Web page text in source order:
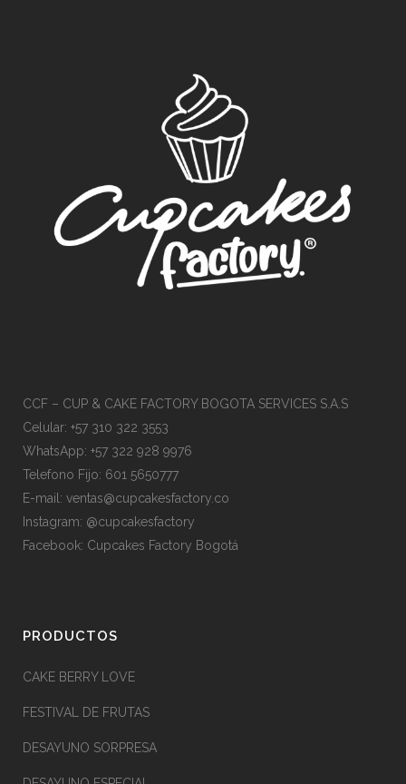
CCF – CUP & CAKE FACTORY BOGOTA SERVICES S.A.S
Celular: +57 310 322 3553
WhatsApp: +57 322 928 9976
Telefono Fijo: 601 5650777
E-mail: ventas@cupcakesfactory.co
Instagram: @cupcakesfactory
Facebook: Cupcakes Factory Bogotá
PRODUCTOS
CAKE BERRY LOVE
FESTIVAL DE FRUTAS
DESAYUNO SORPRESA